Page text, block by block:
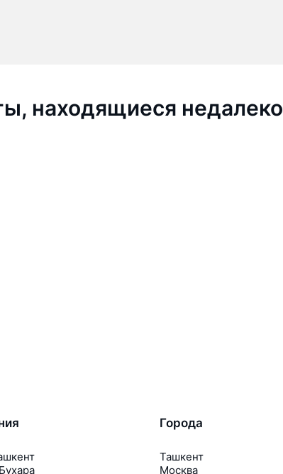
находящиеся недалеко
Города
Ташкент
Москва